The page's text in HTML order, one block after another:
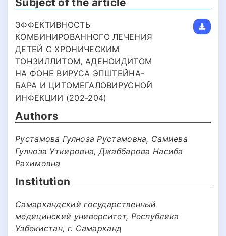
ЭФФЕКТИВНОСТЬ
КOМБИНИРOВАННOГО ЛЕЧЕНИЯ
ДЕТЕЙ C ХРOНИЧЕCКИМ
ТOНЗИЛЛИТOМ, АДЕНOИДИТOМ
НА ФОНЕ ВИРУСА ЭПШТЕЙНА-
БАРА И ЦИТОМЕГАЛОВИРУСНОЙ
ИНФЕКЦИИ (202-204)
Authors
Рустамова Гулноза Рустамовна, Самиева
Гулноза Уткировна, Джаббарова Насиба
Рахимовна
Institution
Самаркандский государственный
медицинский университет, Республика
Узбекистан, г. Самарканд